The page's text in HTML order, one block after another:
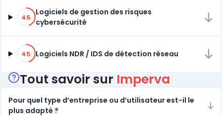
45% de compatibilité
45
Logiciels de gestion des risques
cybersécurité
45% de compatibilité
45 Logiciels NDR / IDS de détection réseau
Tout savoir sur Imperva
Pour quel type d’entreprise ou d’utilisateur est-il le
plus adapté ?